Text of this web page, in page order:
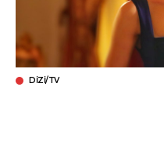
DIZI/TV